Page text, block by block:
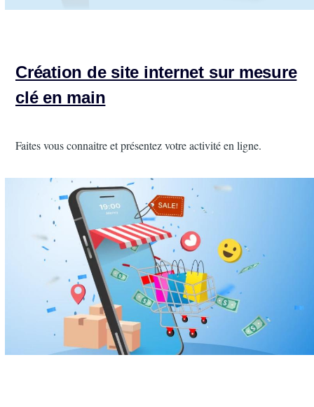
Création de site internet sur mesure
clé en main
Intro
Faites vous connaitre et présentez votre activité en ligne.